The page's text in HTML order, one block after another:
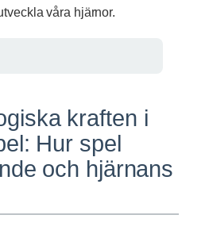
våra hjärnor.
kraften i
Hur spel
och hjärnans